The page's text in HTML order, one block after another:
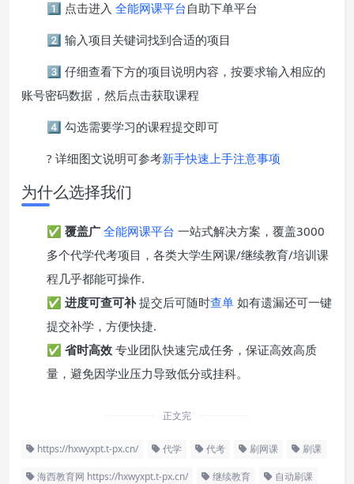
1️⃣ 点击进入 全能网课平台自助下单平台
2️⃣ 输入项目关键词找到合适的项目
3️⃣ 仔细查看下方的项目说明内容，按要求输入相应的
账号密码数据，然后点击获取课程
4️⃣ 勾选需要学习的课程提交即可
? 详细图文说明可参考新手快速上手注意事项
为什么选择我们
✅ 覆盖广 全能网课平台 一站式解决方案，覆盖3000
多个代学代考项目，各类大学生网课/继续教育/培训课
程几乎都能可操作.
✅ 进度可查可补提交后可随时查单 如有遗漏还可一键
提交补学，方便快捷.
✅ 省时高效 专业团队快速完成任务，保证高效高质
量，避免因学业压力导致低分或挂科。
正文完
https://hxwyxpt.t-px.cn/ 代学 代考 刷网课 刷课
海西教育网 https://hxwyxpt.t-px.cn/ 继续教育 自动刷课